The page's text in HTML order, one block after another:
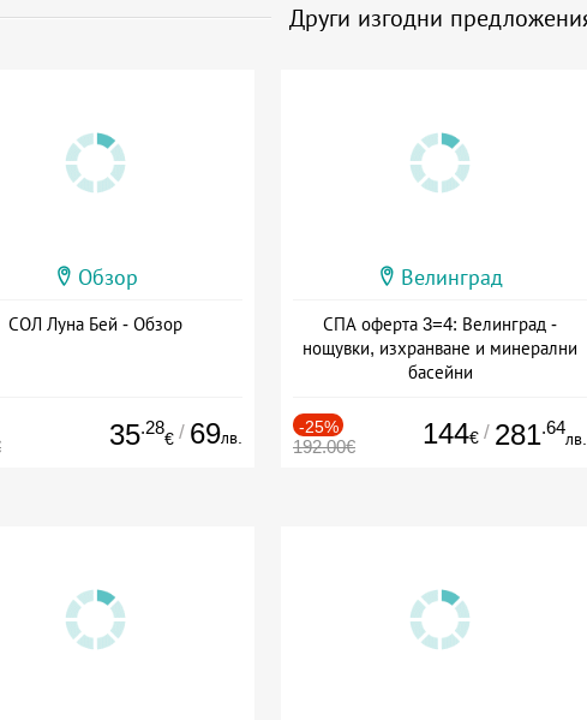
Други изгодни
Обзор
СОЛ Луна Бей - Обзор
35.28
€ / 69лв.
Велинград
СПА оферта 3=4: Велинград -
нощувки, изхранване и минерални
басейни
-25%
192.00€ 144€ / 281.64
лв.